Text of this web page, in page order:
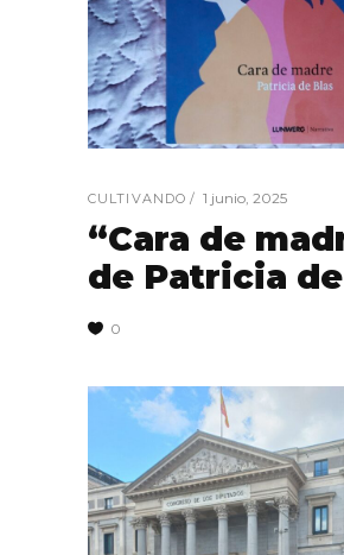
CULTIVANDO 1 junio, 2025
“Cara de
de Patricia
0